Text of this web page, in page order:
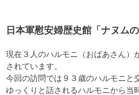
日本軍慰安婦歴史館「ナヌム
現在３人のハルモニ（おばあさん）
されています。
今回の訪問では９３歳のハルモニと
ゆっくりと話されるハルモニから当